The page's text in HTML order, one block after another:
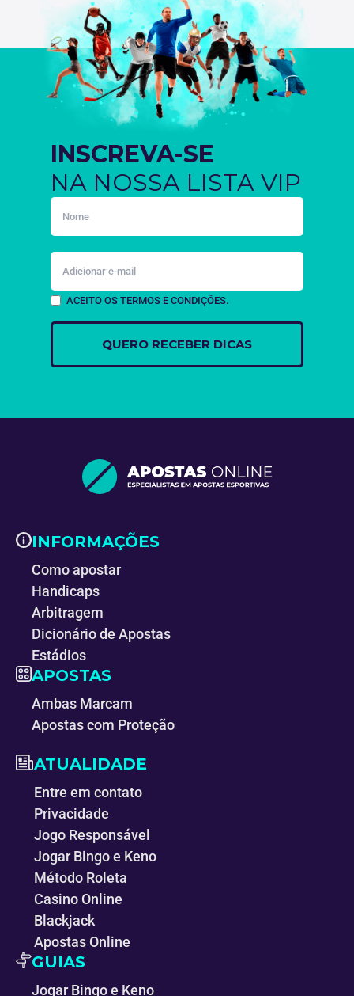
INSCREVA-SE
NA NOSSA LISTA VIP
ACEITO OS TERMOS E CONDIÇÕES.
INFORMAÇÕES
Como apostar
Handicaps
Arbitragem
Dicionário de Apostas
Estádios
APOSTAS
Ambas Marcam
Apostas com Proteção
ATUALIDADE
Entre em contato
Privacidade
Jogo Responsável
Jogar Bingo e Keno
Método Roleta
Casino Online
Blackjack
Apostas Online
GUIAS
Jogar Bingo e Keno